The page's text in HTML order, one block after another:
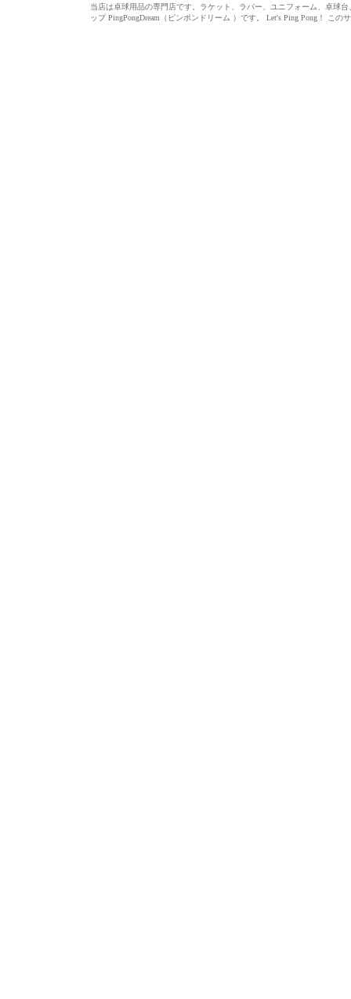
当店は卓球用品の専門店です。ラケット、ラバー、ユニフォーム、卓球
ップ PingPongDream（ピンポンドリーム ）です。 Let's Ping Pong！ こ